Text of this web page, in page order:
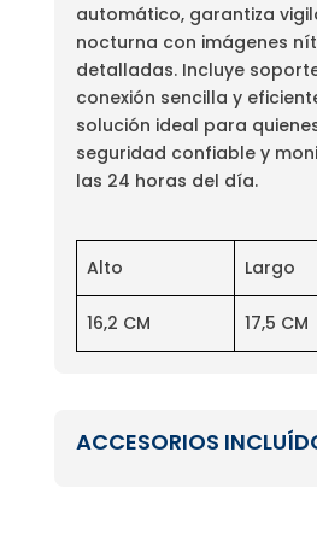
automático, garantiza
nocturna con imágenes
detalladas. Incluye
conexión sencilla y
solución ideal para
seguridad confiable y
las 24 horas del día.
Alto Largo
16,2 CM 17,5 CM
ACCESORIOS